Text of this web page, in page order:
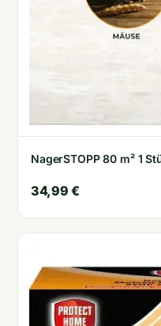
NagerSTOPP 80 m² 1
34,99 €